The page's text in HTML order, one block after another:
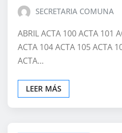
SECRETARIA COMUNA
ABRIL ACTA 100 ACTA 101
ACTA 104 ACTA 105 ACTA
ACTA…
LEER MÁS